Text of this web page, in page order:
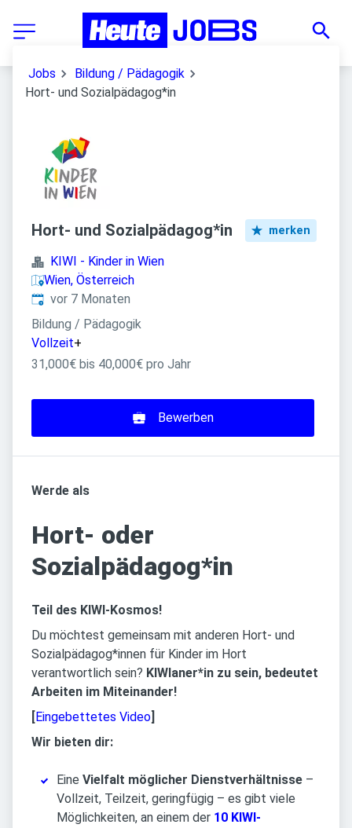
Jobs
Bildung / Pädagogik
Hort- und Sozialpädagog*in
Hort- und Sozialpädagog*in merken
KIWI - Kinder in Wien
Wien, Österreich
Veröffentlicht:
vor 7 Monaten
Bildung / Pädagogik
Vollzeit+
31,000€ bis 40,000€ pro Jahr
Bewerben
Werde als
Hort- oder
Sozialpädagog*in
Teil des KIWI-Kosmos!
Du möchtest gemeinsam mit anderen Hort- und
Sozialpädagog*innen für Kinder im Hort
verantwortlich sein? KIWIaner*in zu sein, bedeutet
Arbeiten im Miteinander!
Eingebettetes Video
Wir bieten dir:
Eine Vielfalt möglicher Dienstverhältnisse –
Vollzeit, Teilzeit, geringfügig – es gibt viele
Möglichkeiten, an einem der 10 KIWI-